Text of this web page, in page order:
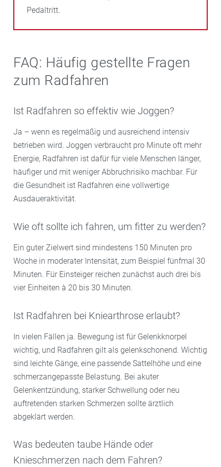
Pedaltritt.
FAQ: Häufig gestellte Fragen
zum Radfahren
Ist Radfahren so effektiv wie Joggen?
Ja – wenn es regelmäßig und ausreichend intensiv
betrieben wird. Joggen verbraucht pro Minute oft mehr
Energie, Radfahren ist dafür für viele Menschen länger,
häufiger und mit weniger Abbruchrisiko machbar. Für
die Gesundheit ist Radfahren eine vollwertige
Ausdaueraktivität.
Wie oft sollte ich fahren, um fitter zu werden?
Ein guter Zielwert sind mindestens 150 Minuten pro
Woche in moderater Intensität, zum Beispiel fünfmal 30
Minuten. Für Einsteiger reichen zunächst auch drei bis
vier Einheiten à 20 bis 30 Minuten.
Ist Radfahren bei Kniearthrose erlaubt?
In vielen Fällen ja. Bewegung ist für Gelenkknorpel
wichtig, und Radfahren gilt als gelenkschonend. Wichtig
sind leichte Gänge, eine passende Sattelhöhe und eine
schmerzangepasste Belastung. Bei akuter
Gelenkentzündung, starker Schwellung oder neu
auftretenden starken Schmerzen sollte ärztlich
abgeklärt werden.
Was bedeuten taube Hände oder
Knieschmerzen nach dem Fahren?